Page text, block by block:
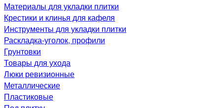
Материалы для укладки плитки
Крестики и клинья для кафеля
Инструменты для укладки плитки
Раскладка-уголок, профили
Грунтовки
Товары для ухода
Люки ревизионные
Металлические
Пластиковые